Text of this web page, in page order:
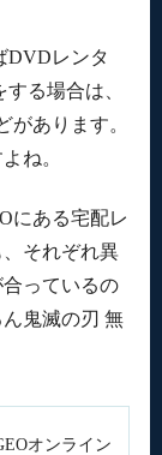
DVDレンタ
る場合は、
があります。
ね。
にある宅配レ
それぞれ異
っているの
鬼滅の刃 無
オンライン